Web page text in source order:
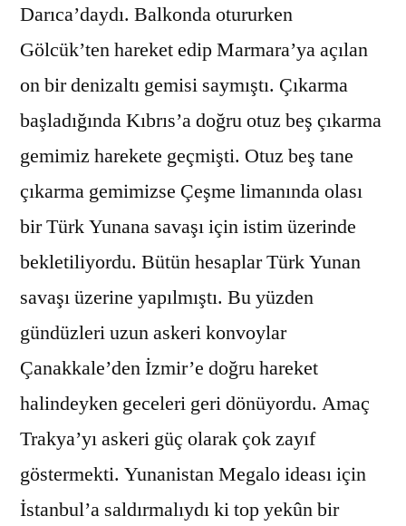
Darıca’daydı. Balkonda otururken
Gölcük’ten hareket edip Marmara’ya açılan
on bir denizaltı gemisi saymıştı. Çıkarma
başladığında Kıbrıs’a doğru otuz beş çıkarma
gemimiz harekete geçmişti. Otuz beş tane
çıkarma gemimizse Çeşme limanında olası
bir Türk Yunana savaşı için istim üzerinde
bekletiliyordu. Bütün hesaplar Türk Yunan
savaşı üzerine yapılmıştı. Bu yüzden
gündüzleri uzun askeri konvoylar
Çanakkale’den İzmir’e doğru hareket
halindeyken geceleri geri dönüyordu. Amaç
Trakya’yı askeri güç olarak çok zayıf
göstermekti. Yunanistan Megalo ideası için
İstanbul’a saldırmalıydı ki top yekûn bir